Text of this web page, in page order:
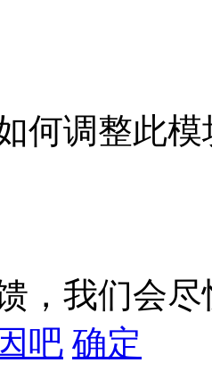
何调整此模
，我们会
吧 确定